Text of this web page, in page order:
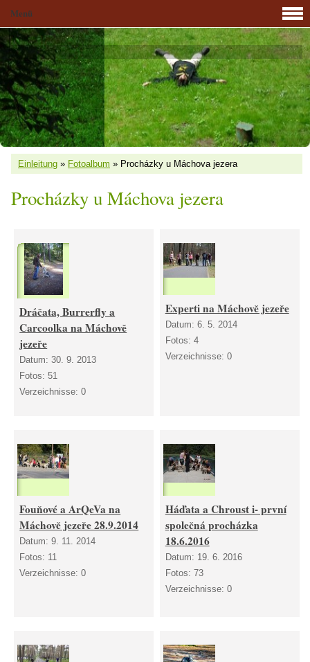
Einleitung » Fotoalbum » Procházky u Máchova jezera
Procházky u Máchova jezera
Dráčata, Burrerfly a
Carcoolka na Máchově
jezeře
Datum:30. 9. 2013
Fotos:51
Verzeichnisse:0
Experti na Máchově jezeře
Datum: 6. 5. 2014
Fotos: 4
Verzeichnisse: 0
Fouňové a ArQeVa na
Máchově jezeře 28.9.2014
Datum:9. 11. 2014
Fotos: 11
Verzeichnisse:0
Háďata a Chroust i- první
společná procházka
18.6.2016
Datum: 19. 6. 2016
Fotos: 73
Verzeichnisse: 0
Menü